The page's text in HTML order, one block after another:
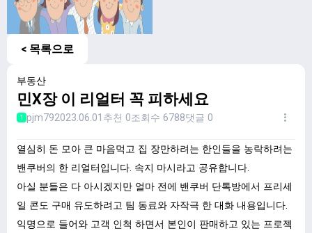
< 목록으로
부동산
민X장 이 리얼터 꼭 피하세요
1 pjm792023.06.01 추천 0조회수 6788댓글 0
열심히 돈 모아 큰 마음먹고 집 장만하려는 한인들을 농락하려는
밴쿠버의 한 리얼터입니다. 속지 마시라고 공유합니다.
아실 분들은 다 아시겠지만 얼마 전에 밴쿠버 단톡방에서 프리세
일 콘도 구매 유도하려고 팀 동료와 자작극 한 대화 내용입니다.
익명으로 들어와 고객 인척 하면서 본인이 판매하고 있는 프로젝